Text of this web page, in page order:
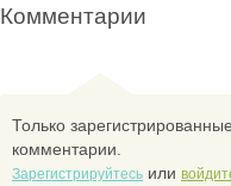
Комментарии
Только
комментарии.
Зарегистрируйтесь или